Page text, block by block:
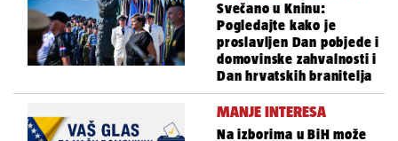
Svečano u Kninu:
Pogledajte kako je
proslavljen Dan pobjede i
domovinske zahvalnosti i
Dan hrvatskih branitelja
MANJE INTERESA
Na izborima u BiH može